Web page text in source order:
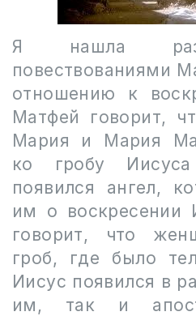
Я нашла
повествованиями
отношению к
Матфей говорит,
Мария и
Мария
ко гробу
появился ангел,
им о воскресении
говорит, что
гроб, где было
Иисус появился в
им, так и